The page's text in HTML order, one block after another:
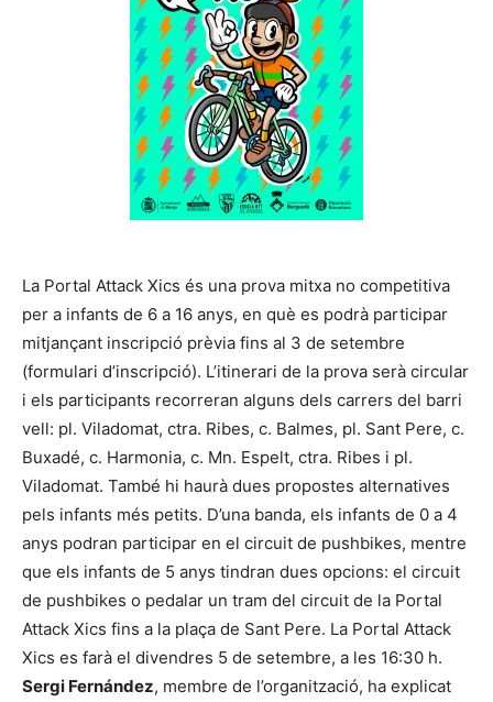
La Portal Attack Xics és una prova mitxa no competitiva
per a infants de 6 a 16 anys, en què es podrà participar
mitjançant inscripció prèvia fins al 3 de setembre
(formulari d’inscripció). L’itinerari de la prova serà circular
i els participants recorreran alguns dels carrers del barri
vell: pl. Viladomat, ctra. Ribes, c. Balmes, pl. Sant Pere, c.
Buxadé, c. Harmonia, c. Mn. Espelt, ctra. Ribes i pl.
Viladomat. També hi haurà dues propostes alternatives
pels infants més petits. D’una banda, els infants de 0 a 4
anys podran participar en el circuit de pushbikes, mentre
que els infants de 5 anys tindran dues opcions: el circuit
de pushbikes o pedalar un tram del circuit de la Portal
Attack Xics fins a la plaça de Sant Pere. La Portal Attack
Xics es farà el divendres 5 de setembre, a les 16:30 h.
Sergi Fernández, membre de l’organització, ha explicat